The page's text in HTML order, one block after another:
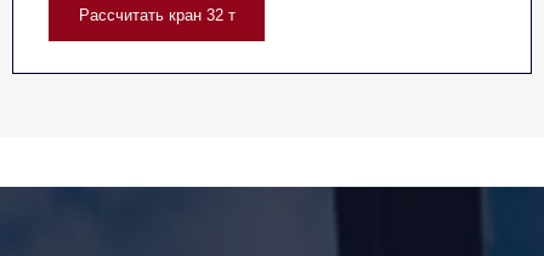
Рассчитать кран 32 т